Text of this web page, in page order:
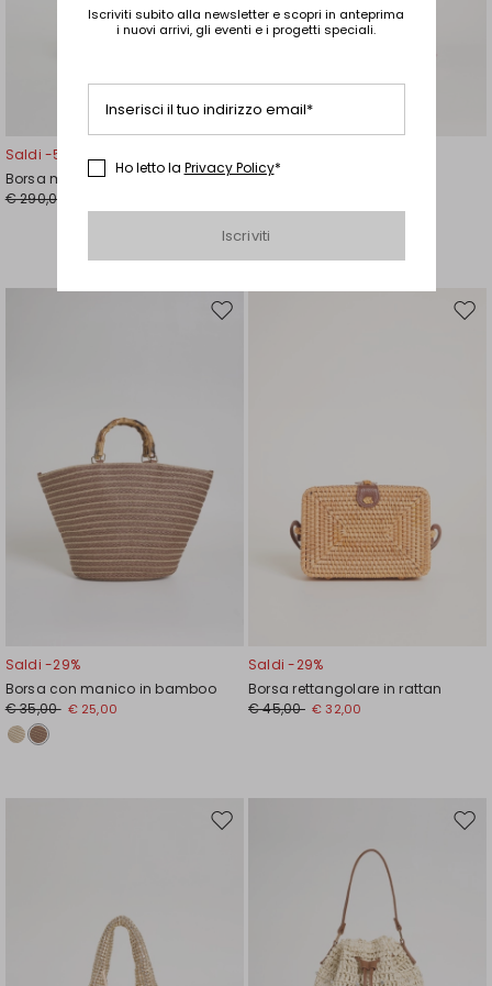
Saldi -50%
Borsa mini effetto rafia
€ 290,00
Clutch in raso
Sposta
Saldi -29%
Borsa con manico in bamboo
€ 35,00 € 25,00
Saldi -29%
Borsa rettangolare in rattan
€ 45,00 € 32,00
Sposta
Iscriviti subito alla newsletter e scopri in anteprima
i nuovi arrivi, gli eventi e i progetti speciali.
Inserisci il tuo indirizzo email*
Ho letto la Privacy Policy*
Iscriviti